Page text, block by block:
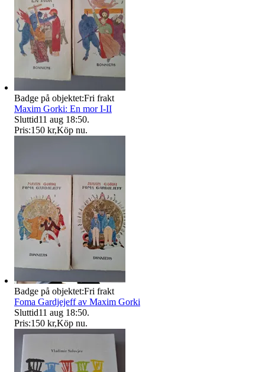
Badge på objektet:Fri frakt
Maxim Gorki: En mor I-II
Sluttid11 aug 18:50.
Pris:150 kr,Köp nu.
Badge på objektet:Fri frakt
Foma Gardjejeff av Maxim Gorki
Sluttid11 aug 18:50.
Pris:150 kr,Köp nu.